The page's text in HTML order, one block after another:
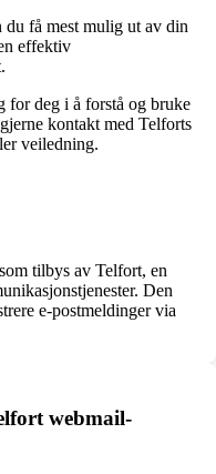
du få mest mulig ut av din
effektiv
for deg i å forstå og bruke
kontakt med Telforts
veiledning.
tilbys av Telfort, en
Den
e-postmeldinger via
webmail-